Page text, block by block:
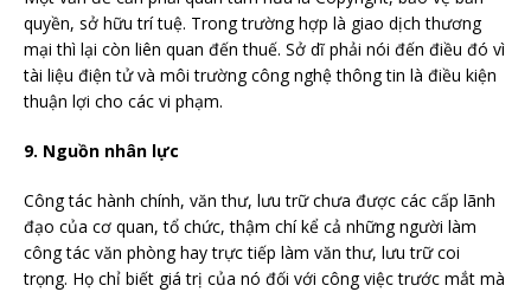
quyền, sở hữu trí tuệ. Trong trường hợp là giao dịch thương
mại thì lại còn liên quan đến thuế. Sở dĩ phải nói đến điều đó vì
tài liệu điện tử và môi trường công nghệ thông tin là điều kiện
thuận lợi cho các vi phạm.
9. Nguồn nhân lực
Công tác hành chính, văn thư, lưu trữ chưa được các cấp lãnh
đạo của cơ quan, tổ chức, thậm chí kể cả những người làm
công tác văn phòng hay trực tiếp làm văn thư, lưu trữ coi
trọng. Họ chỉ biết giá trị của nó đối với công việc trước mắt mà